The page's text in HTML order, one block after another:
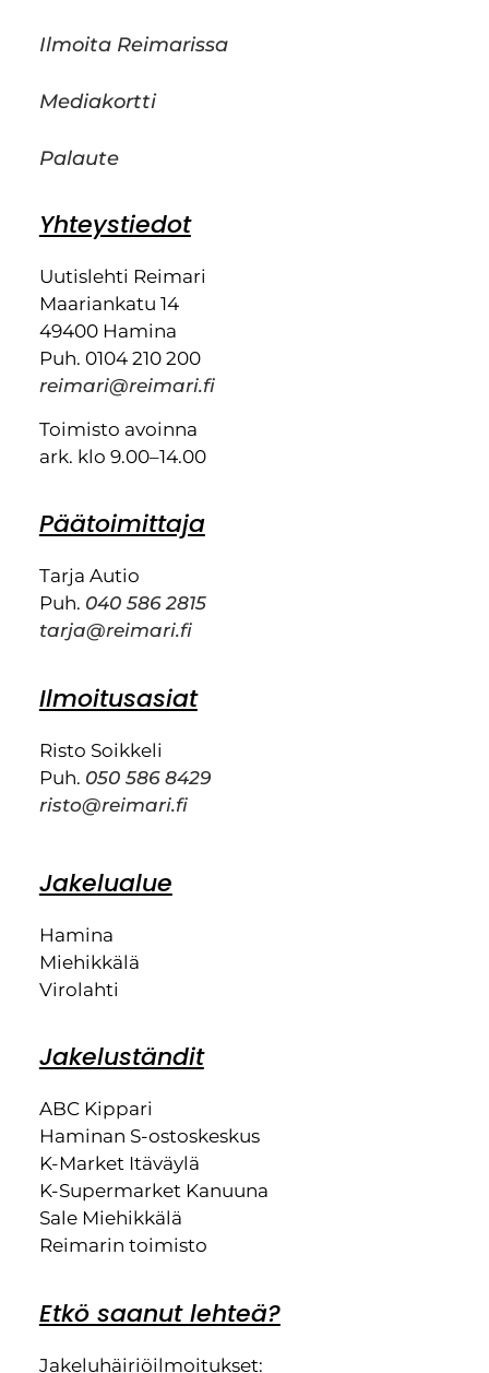
Ilmoita Reimarissa
Mediakortti
Palaute
Yhteystiedot
Uutislehti Reimari
Maariankatu 14
49400 Hamina
Puh. 0104 210 200
reimari@reimari.fi
Toimisto avoinna
ark. klo 9.00–14.00
Päätoimittaja
Tarja Autio
Puh. 040 586 2815
tarja@reimari.fi
Ilmoitusasiat
Risto Soikkeli
Puh. 050 586 8429
risto@reimari.fi
Jakelualue
Hamina
Miehikkälä
Virolahti
Jakeluständit
ABC Kippari
Haminan S-ostoskeskus
K-Market Itäväylä
K-Supermarket Kanuuna
Sale Miehikkälä
Reimarin toimisto
Etkö saanut lehteä?
Jakeluhäiriöilmoitukset: